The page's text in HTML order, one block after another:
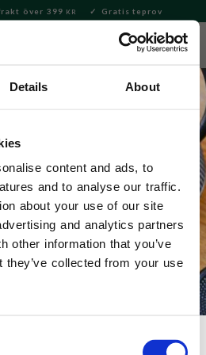
Details About
content and ads, to
and to analyse our traffic.
about your use of our site
and analytics partners
other information that you’ve
they’ve collected from your use
över 399 KR Gratis teprov
från Mumin
Mint & Camomile
kamomill och uppfriskande
en söt förpackning med motiv på